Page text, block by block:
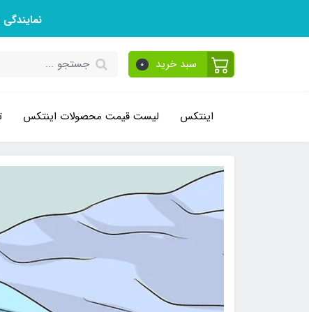
سبد خرید 0
اینتکس لیست قیمت محصولات اینتکس